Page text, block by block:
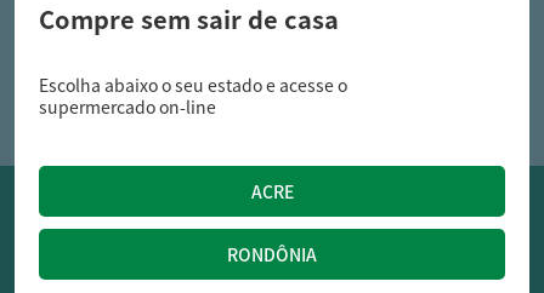
OFERTAS NO WHATSAPP:
Siga nossos canais oficiais de ofertas no Whasapp!
Compre sem sair de casa
Escolha abaixo o seu estado e acesse o
supermercado on-line